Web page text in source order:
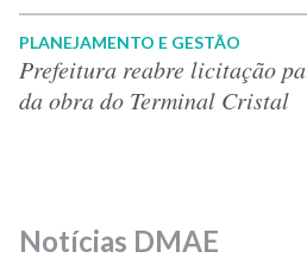
PLANEJAMENTO E GESTÃO
Prefeitura reabre licitação
da obra do Terminal Cristal
Notícias DMAE